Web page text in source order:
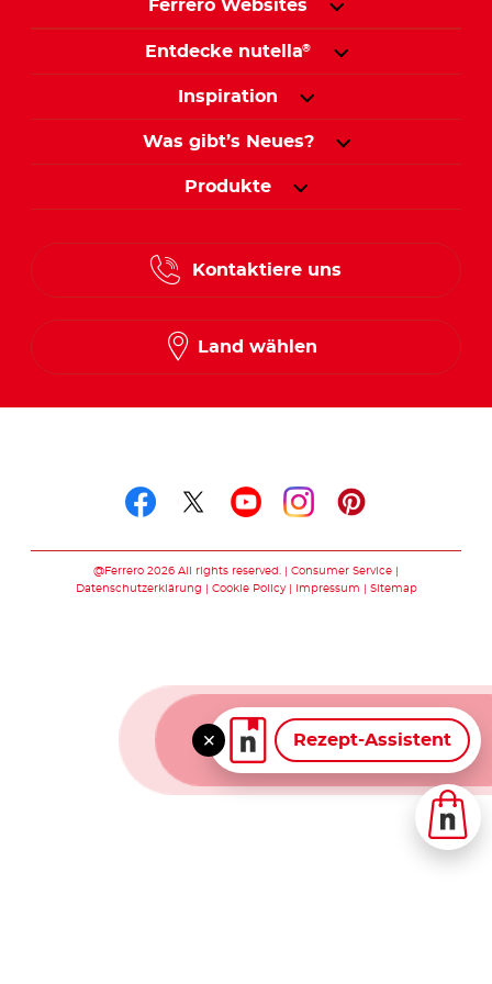
Rezept-Assistent
Ferrero Websites
Entdecke nutella®
Inspiration
Was gibt’s Neues?
Produkte
Kontaktiere uns
Land wählen
@Ferrero 2026 All rights reserved.
Consumer Service
Datenschutzerklärung
Cookie Policy Impressum Sitemap